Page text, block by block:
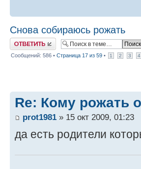
Снова собираюсь рожать
Ответить
Сообщений: 586 • Страница 17 из 59 • 1 2 3 4
Re: Кому рожать
prot1981 » 15 окт 2009, 01:23
да есть родители